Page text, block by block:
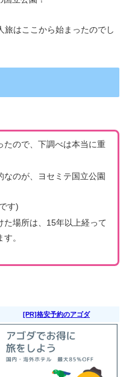
旅はここから始まったのでし
たので、下調べは本当に重
なのが、ヨセミテ国立公園
す)
た場所は、15年以上経って
。
[PR]格安予約のアゴダ